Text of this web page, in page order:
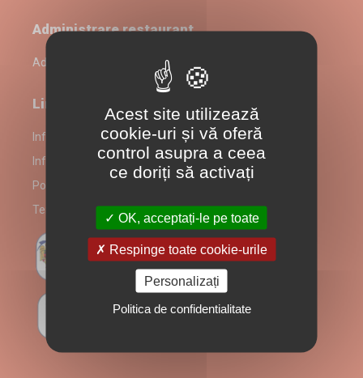
Administrare restaurant
Admin Login
Link-uri utile
Informații despre partenerul Mom's Mac & Cheese
Informare Consumatori
Politică prelucrare date
Termeni și Condiții
Acest site utilizează
cookie-uri și vă oferă
control asupra a ceea
ce doriți să activați
OK, acceptați-le pe toate
Respinge toate cookie-urile
Personalizați
Politica de confidentialitate